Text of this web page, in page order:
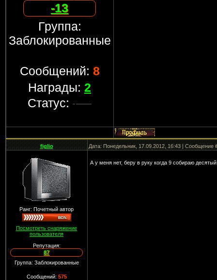
-13
Группа:
Заблокированные
Сообщений: 8
Награды: 2
Статус:
figlio Дата: Понедельник, 17.09.2012, 16:43 | Сообщение
Ранг: Почетный автор
Посмотреть снаряжение
пользователя
Репутация:
87
Группа: Заблокированные
Сообщений: 575
А у меня нет, беру в руку когда 9 собираю